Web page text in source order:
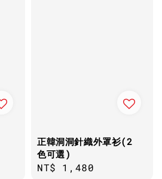
正韓洞洞針織外罩衫(2
色可選)
Regular
NT$ 1,480